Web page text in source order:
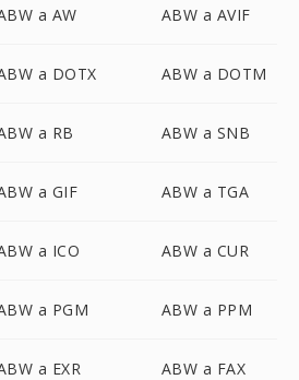
a AW ABW a AVIF
a DOTX ABW a DOTM
a RB ABW a SNB
a GIF ABW a TGA
a ICO ABW a CUR
a PGM ABW a PPM
a EXR ABW a FAX